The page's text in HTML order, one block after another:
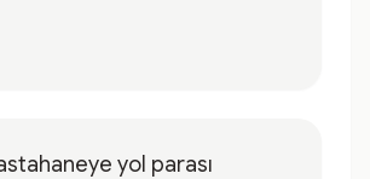
yol parası